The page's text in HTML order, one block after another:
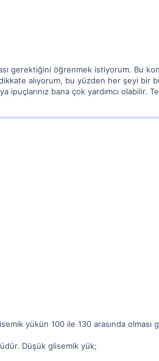
gerektiğini öğrenmek istiyorum. Bu
dikkate alıyorum, bu yüzden her şeyi bir
bana çok yardımcı olabilir.
yükün 100 ile 130 arasında olması
Düşük glisemik yük;